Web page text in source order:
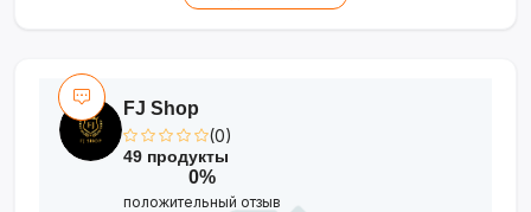
FJ Shop
(0)
49 продукты
0%
положительный отзыв